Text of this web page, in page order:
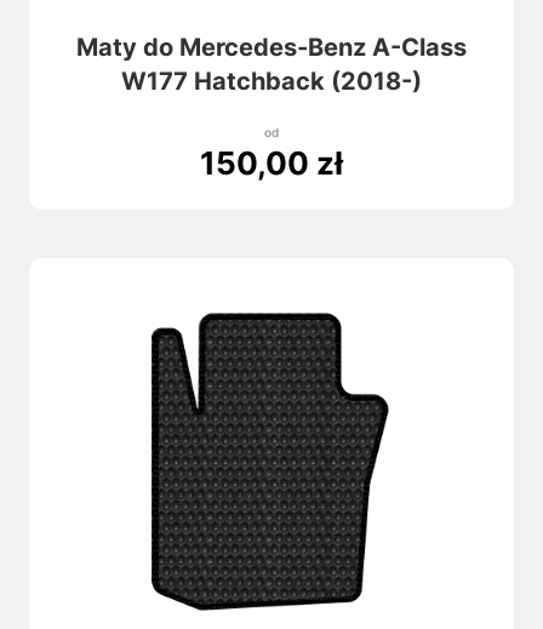
Maty do Mercedes-Benz A-Class
W177 Hatchback (2018-)
od
150,00 zł